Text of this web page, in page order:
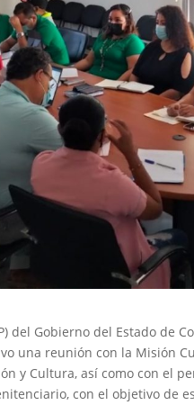
del Gobierno del Estado de
una reunión con la Misión
y Cultura, así como con el
con el objetivo de